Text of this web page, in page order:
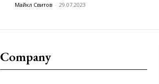
Майкл Свитов - 29.07.2023
Company